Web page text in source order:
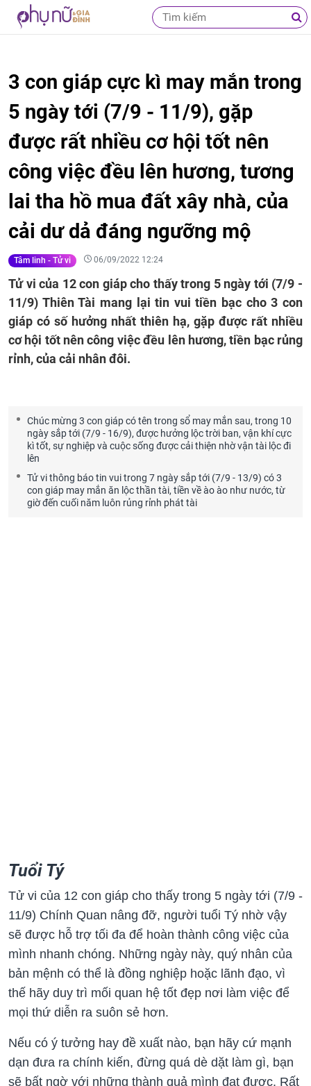
3 con giáp cực kì may mắn trong
5 ngày tới (7/9 - 11/9), gặp
được rất nhiều cơ hội tốt nên
công việc đều lên hương, tương
lai tha hồ mua đất xây nhà, của
cải dư dả đáng ngưỡng mộ
Tâm linh - Tử vi 06/09/2022 12:24
Tử vi của 12 con giáp cho thấy trong 5 ngày tới (7/9 -
11/9) Thiên Tài mang lại tin vui tiền bạc cho 3 con
giáp có số hưởng nhất thiên hạ, gặp được rất nhiều
cơ hội tốt nên công việc đều lên hương, tiền bạc rủng
rỉnh, của cải nhân đôi.
Chúc mừng 3 con giáp có tên trong sổ may mắn sau, trong 10
ngày sắp tới (7/9 - 16/9), được hưởng lộc trời ban, vận khí cực
kì tốt, sự nghiệp và cuộc sống được cải thiện nhờ vận tài lộc đi
lên
Tử vi thông báo tin vui trong 7 ngày sắp tới (7/9 - 13/9) có 3
con giáp may mắn ăn lộc thần tài, tiền về ào ào như nước, từ
giờ đến cuối năm luôn rủng rỉnh phát tài
Tuổi Tý
Tử vi của 12 con giáp cho thấy trong 5 ngày tới (7/9 -
11/9) Chính Quan nâng đỡ, người tuổi Tý nhờ vậy
sẽ được hỗ trợ tối đa để hoàn thành công việc của
mình nhanh chóng. Những ngày này, quý nhân của
bản mệnh có thể là đồng nghiệp hoặc lãnh đạo, vì
thế hãy duy trì mối quan hệ tốt đẹp nơi làm việc để
mọi thứ diễn ra suôn sẻ hơn.
Nếu có ý tưởng hay đề xuất nào, bạn hãy cứ mạnh
dạn đưa ra chính kiến, đừng quá dè dặt làm gì, bạn
sẽ bất ngờ với những thành quả mình đạt được. Rất